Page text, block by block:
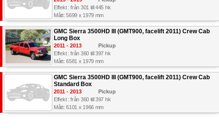
Effekt : från 301 till 445 hk
Mått: 5699 x 1979 mm
GMC Sierra 3500HD III (GMT900, facelift 2011) Crew Cab
Long Box
2011 - 2013
Pickup
Effekt : från 360 till 397 hk
Mått: 6581 x 1979 mm
GMC Sierra 3500HD III (GMT900, facelift 2011) Crew Cab
Standard Box
2011 - 2013
Pickup
Effekt : från 360 till 397 hk
Mått: 6101 x 1966 mm